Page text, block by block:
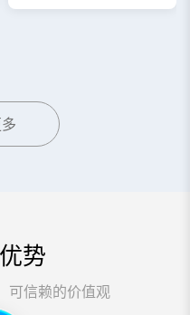
势
可信赖的价值观